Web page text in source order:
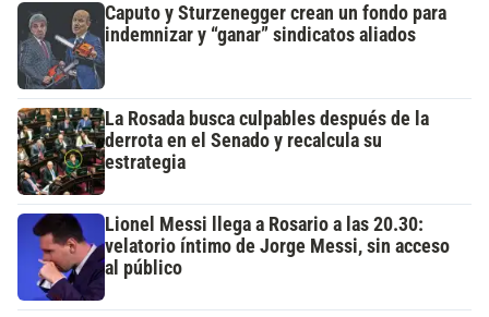
Caputo y Sturzenegger crean un fondo para
indemnizar y “ganar” sindicatos aliados
La Rosada busca culpables después de la
derrota en el Senado y recalcula su
estrategia
Lionel Messi llega a Rosario a las 20.30:
velatorio íntimo de Jorge Messi, sin acceso
al público